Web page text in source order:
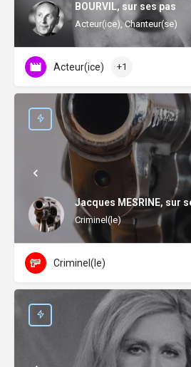
BOURVIL, sur ses pas
Acteur(ice), Chanteur(se)
Acteur(ice) +1
Jacques MESRINE, sur
Criminel(le)
Criminel(le)